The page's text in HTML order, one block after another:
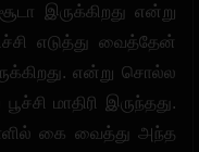
இருக்கிறது என்று
எடுத்து வைத்தேன்
என்று சொல்ல
மாதிரி இருந்தது.
கை வைத்து அந்த